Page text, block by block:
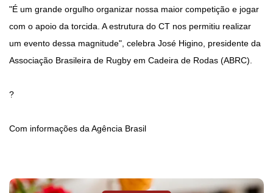
"É um grande orgulho organizar nossa maior competição e jogar
com o apoio da torcida. A estrutura do CT nos permitiu realizar
um evento dessa magnitude", celebra José Higino, presidente da
Associação Brasileira de Rugby em Cadeira de Rodas (ABRC).
?
Com informações da Agência Brasil